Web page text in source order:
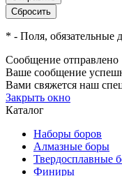
* - Поля, обязательные
Сообщение отправлено
Ваше сообщение
Вами свяжется наш
Закрыть окно
Каталог
Наборы боров
Алмазные боры
Твердосплавные
Финиры